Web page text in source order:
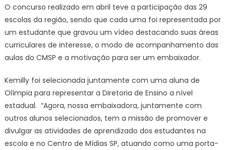
O concurso realizado em abril teve a participação das 29
escolas da região, sendo que cada uma foi representada por
um estudante que gravou um vídeo destacando suas áreas
curriculares de interesse, o modo de acompanhamento das
aulas do CMSP e a motivação para ser um embaixador.
Kemilly foi selecionada juntamente com uma aluna de
Olímpia para representar a Diretoria de Ensino a nível
estadual. “Agora, nossa embaixadora, juntamente com
outros alunos selecionados, tem a missão de promover e
divulgar as atividades de aprendizado dos estudantes na
escola e no Centro de Mídias SP, atuando como uma porta-